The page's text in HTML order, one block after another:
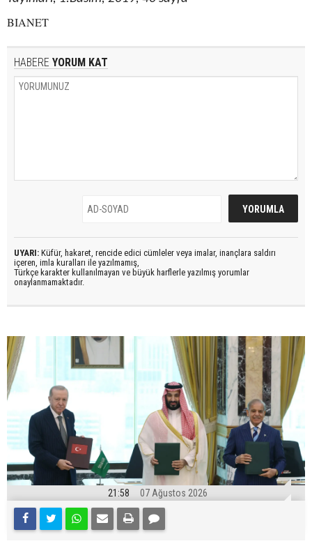
BIANET
HABERE YORUM KAT
UYARI: Küfür, hakaret, rencide edici cümleler veya imalar, inançlara saldırı
içeren, imla kuralları ile yazılmamış,
Türkçe karakter kullanılmayan ve büyük harflerle yazılmış yorumlar
onaylanmamaktadır.
21:58 07 Ağustos 2026